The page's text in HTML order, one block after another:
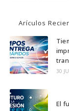
una
nueva
pestaña
una
nueva
pestaña
Arículos
30
El